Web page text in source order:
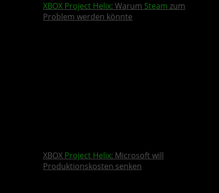
XBOX Project Helix: Warum Steam zum
Problem werden könnte
XBOX Project Helix: Microsoft will
Produktionskosten senken